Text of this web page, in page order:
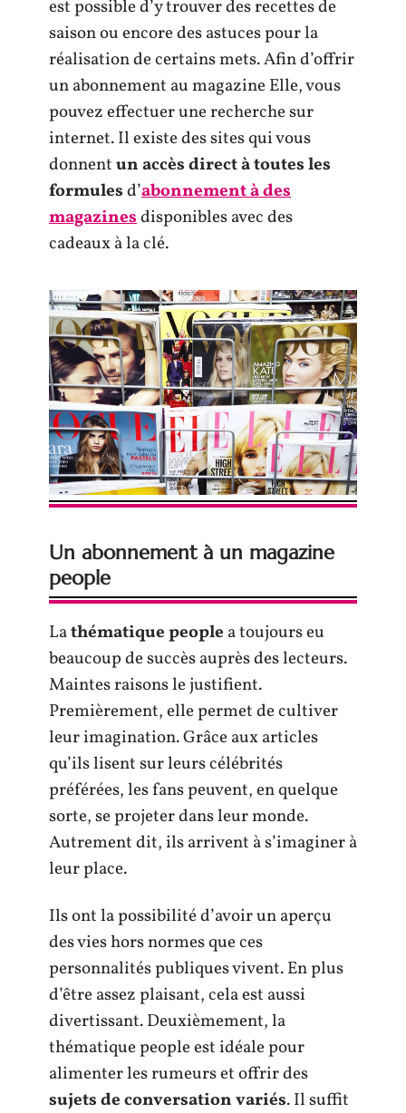
est possible d’y trouver des recettes de
saison ou encore des astuces pour la
réalisation de certains mets. Afin d’offrir
un abonnement au magazine Elle, vous
pouvez effectuer une recherche sur
internet. Il existe des sites qui vous
donnentun accès direct à toutes les
formulesd’abonnement à des
magazinesdisponibles avec des
cadeaux à la clé.
Un abonnement à un magazine
people
Lathématique people a toujours eu
beaucoup de succès auprès des lecteurs.
Maintes raisons le justifient.
Premièrement, elle permet de cultiver
leur imagination. Grâce aux articles
qu’ils lisent sur leurs célébrités
préférées, les fans peuvent, en quelque
sorte, se projeter dans leur monde.
Autrement dit, ils arrivent à s’imaginer à
leur place.
Ils ont la possibilité d’avoir un aperçu
des vies hors normes que ces
personnalités publiques vivent. En plus
d’être assez plaisant, cela est aussi
divertissant. Deuxièmement, la
thématique people est idéale pour
alimenter les rumeurs et offrir des
sujets de conversation variés. Il suffit